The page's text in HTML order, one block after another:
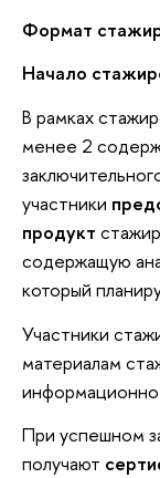
Формат
Начало
В рамках
менее 2
участники
продукт
содержащую
который
Участники
материалам
При успешном
получают